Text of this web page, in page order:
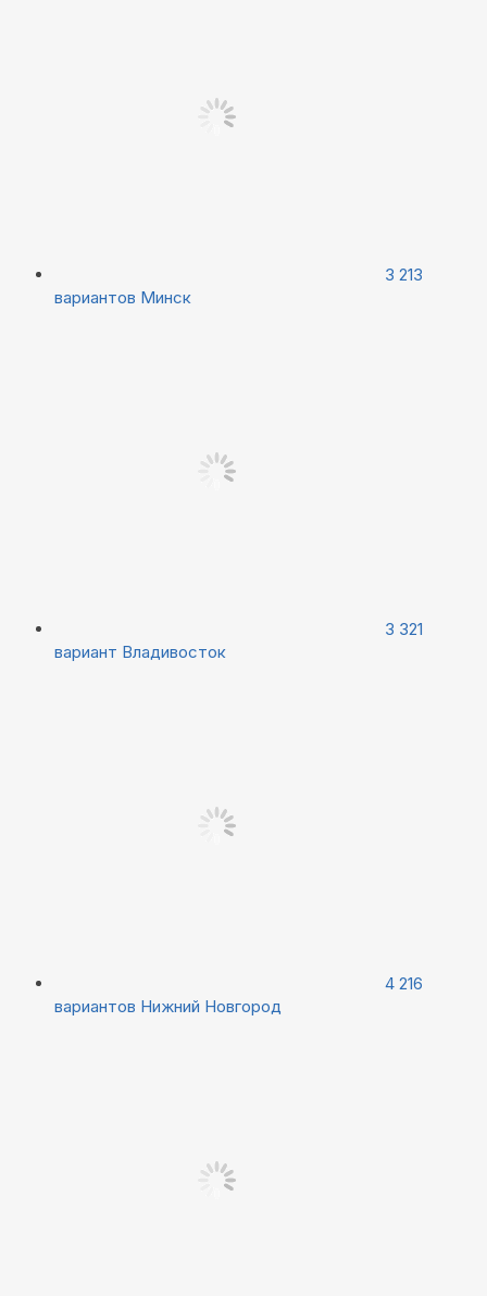
3 213
вариантов Минск
3 321
вариант Владивосток
4 216
вариантов Нижний Новгород